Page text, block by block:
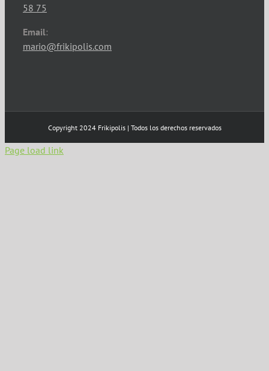
58 75
Email:
mario@frikipolis.com
Copyright 2024 Frikipolis | Todos los derechos reservados
Page load link